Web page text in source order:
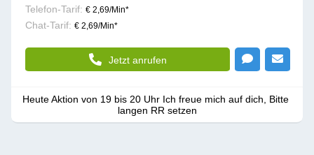
Telefon-Tarif: € 2,69/Min*
Chat-Tarif: € 2,69/Min*
Jetzt anrufen
Heute Aktion von 19 bis 20 Uhr Ich freue mich auf dich, Bitte
langen RR setzen